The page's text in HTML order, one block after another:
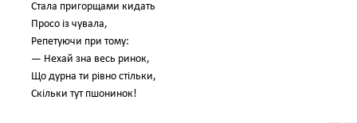
Стала пригорщами кидать
Просо із чувала,
Репетуючи при тому:
— Нехай зна весь ринок,
Що дурна ти рівно стільки,
Скільки тут пшонинок!